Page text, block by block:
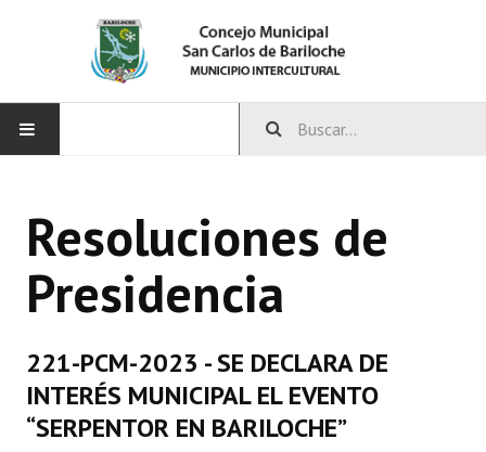
CONCEJO
Bloques Políticos
Comisiones Permanentes
Comisiones Especiales
Resoluciones de
Presidencia
221-PCM-2023 - SE DECLARA DE
INTERÉS MUNICIPAL EL EVENTO
“SERPENTOR EN BARILOCHE”